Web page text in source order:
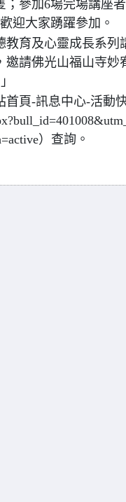
；參加6場完場講座
迎大家踴躍參加。
育及心靈成長系列
邀請佛光山福山寺妙
頁-訊息中心-活動
）查詢。